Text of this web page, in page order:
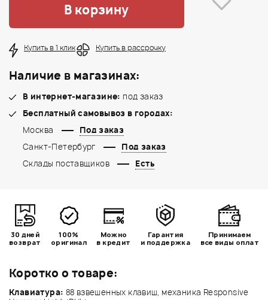
Коротко о товаре:
Клавиатура: 88 взвешенных клавиш, механика Responsive
В корзину
Купить в 1 клик Купить в рассрочку
Наличие в магазинах:
В интернет-магазине: под заказ
Бесплатный самовывоз в городах:
Москва
Под заказ
Санкт-Петербург
Под заказ
Склады поставщиков
Есть
30 дней
возврат
100%
оригинал
Можно
в кредит
Гарантия
и поддержка
Принимаем
все виды оплат